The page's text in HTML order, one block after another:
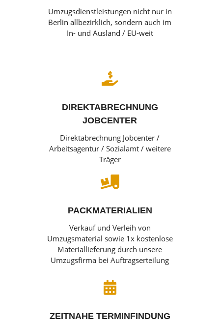
Umzugsdienstleistungen nicht nur in
Berlin allbezirklich, sondern auch im
In- und Ausland / EU-weit

DIREKTABRECHNUNG
JOBCENTER
Direktabrechnung Jobcenter /
Arbeitsagentur / Sozialamt / weitere
Träger

PACKMATERIALIEN
Verkauf und Verleih von
Umzugsmaterial sowie 1x kostenlose
Materiallieferung durch unsere
Umzugsfirma bei Auftragserteilung

ZEITNAHE TERMINFINDUNG